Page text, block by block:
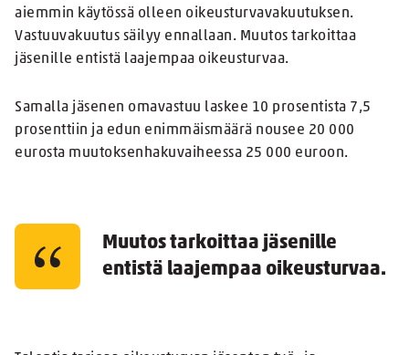
aiemmin käytössä olleen oikeusturvavakuutuksen.
Vastuuvakuutus säilyy ennallaan. Muutos tarkoittaa
jäsenille entistä laajempaa oikeusturvaa.
Samalla jäsenen omavastuu laskee 10 prosentista 7,5
prosenttiin ja edun enimmäismäärä nousee 20 000
eurosta muutoksenhakuvaiheessa 25 000 euroon.
Muutos tarkoittaa jäsenille
entistä laajempaa oikeusturvaa.